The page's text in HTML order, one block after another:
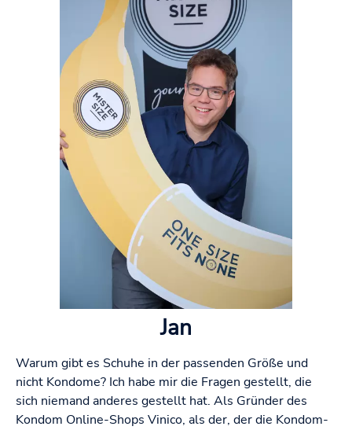
Jan
Warum gibt es Schuhe in der passenden Größe und
nicht Kondome? Ich habe mir die Fragen gestellt, die
sich niemand anderes gestellt hat. Als Gründer des
Kondom Online-Shops Vinico, als der, der die Kondom-